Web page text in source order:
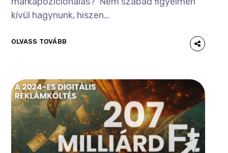
kívül hagynunk, hiszen...
OLVASS TOVÁBB